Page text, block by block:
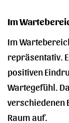
Im
Im
repräsentativ.
positiven
Wartegefühl.
verschiedenen
Raum auf.